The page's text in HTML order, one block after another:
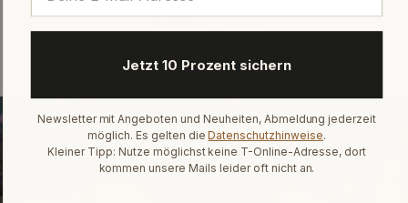
Heidelbeer-Saison
DeinperfektesBundle
Jetzt 10 Prozent sichern
Newsletter mit Angeboten und Neuheiten, Abmeldung jederzeit
möglich. Es gelten die Datenschutzhinweise.
Kleiner Tipp: Nutze möglichst keine T-Online-Adresse, dort
kommen unsere Mails leider oft nicht an.